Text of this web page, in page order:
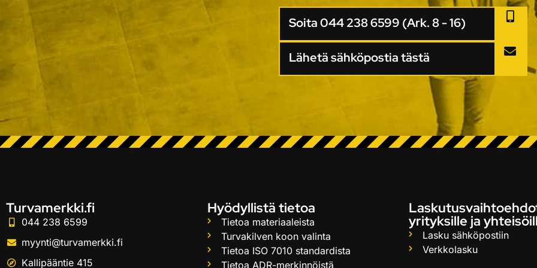
Soita 044 238 6599 (Ark. 8 - 16)
Lähetä sähköpostia tästä
Turvamerkki.fi
044 238 6599
myynti@turvamerkki.fi
Kallipääntie 415
Hyödyllistä tietoa
Tietoa materiaaleista
Turvakilven koon valinta
Tietoa ISO 7010 standardista
Tietoa ADR-merkinnöistä
yrityksille ja
Lasku sähköpostiin
Verkkolasku